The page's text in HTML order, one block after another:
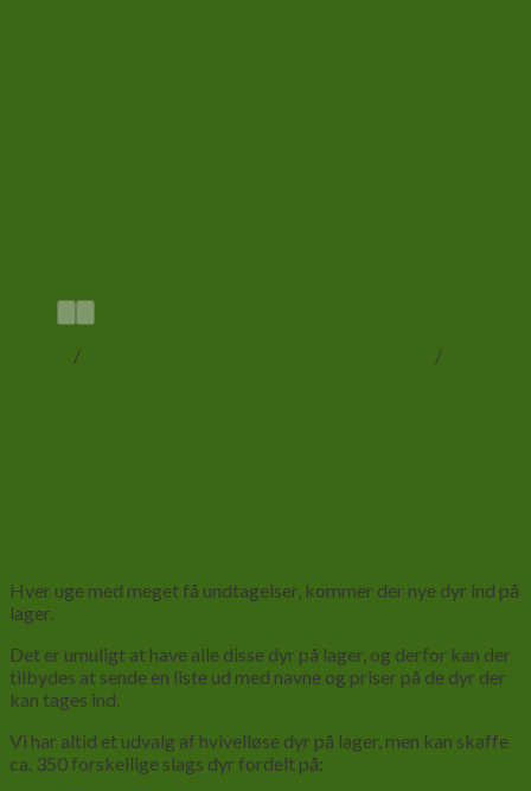
/
/
Hver uge med meget få undtagelser, kommer der nye dyr ind på
lager.
Det er umuligt at have alle disse dyr på lager, og derfor kan der
tilbydes at sende en liste ud med navne og priser på de dyr der
kan tages ind.
Vi har altid et udvalg af hvivelløse dyr på lager, men kan skaffe
ca. 350 forskellige slags dyr fordelt på: